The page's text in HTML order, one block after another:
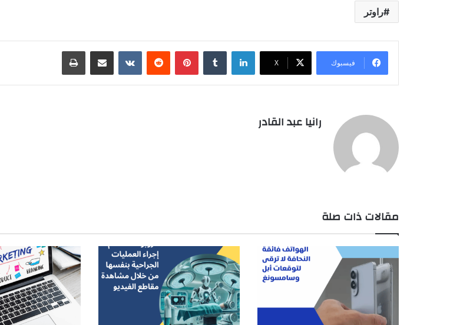
راوتر
فيسبوك ‫X
لينكدإن بينتيريست مشاركة عبر البريد طباعة
رانيا عبد القادر
مقالات ذات صلة